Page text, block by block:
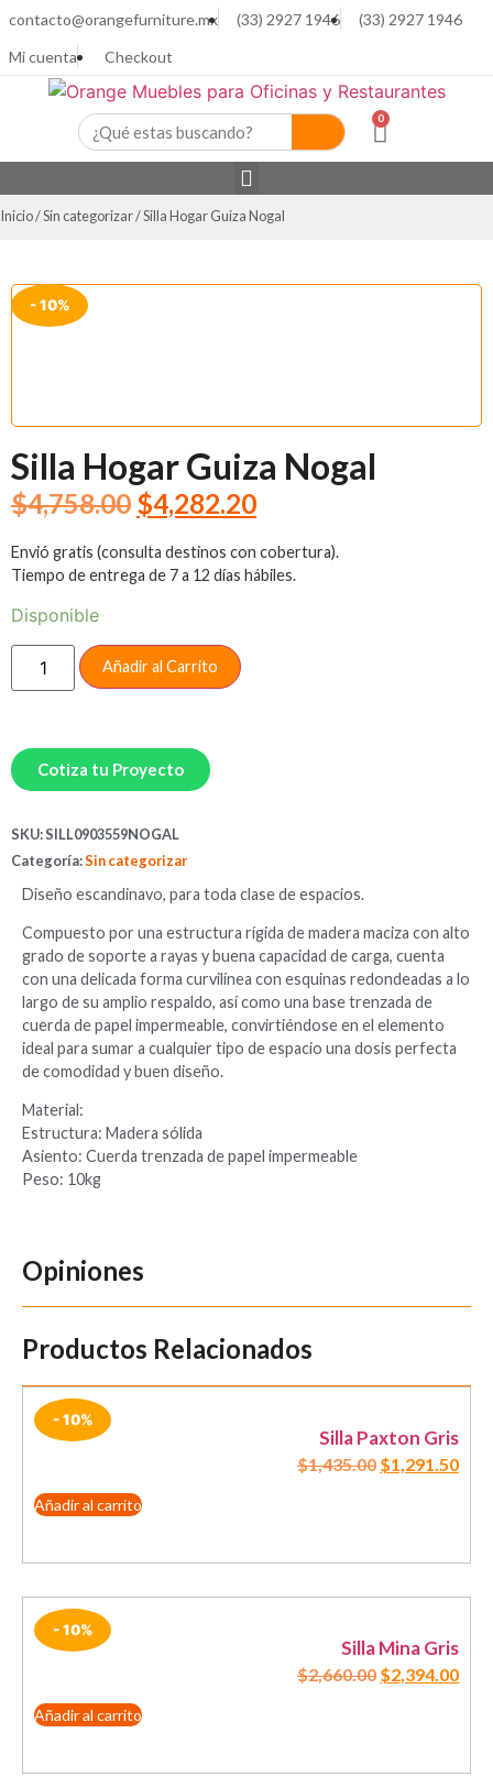
contacto@orangefurniture.mx (33) 2927 1946
(33) 2927 1946
Mi cuenta
Checkout
0
Inicio/Sin categorizar/ Silla Hogar Guiza Nogal
- 10%
Silla Hogar Guiza Nogal
$4,758.00 $4,282.20
Envió gratis (consulta destinos con cobertura).
Tiempo de entrega de 7 a 12 días hábiles.
Disponible
Añadir al Carrito
Cotiza tu Proyecto
SKU:SILL0903559NOGAL
Categoría:Sin categorizar
Diseño escandinavo, para toda clase de espacios.
Compuesto por una estructura rígida de madera maciza con alto
grado de soporte a rayas y buena capacidad de carga, cuenta
con una delicada forma curvilínea con esquinas redondeadas a lo
largo de su amplio respaldo, así como una base trenzada de
cuerda de papel impermeable, convirtiéndose en el elemento
ideal para sumar a cualquier tipo de espacio una dosis perfecta
de comodidad y buen diseño.
Material:
Estructura: Madera sólida
Asiento: Cuerda trenzada de papel impermeable
Peso: 10kg
Productos Relacionados
- 10%
Silla Paxton Gris
$1,435.00 $1,291.50
Añadir al carrito
- 10%
Silla Mina Gris
$2,660.00 $2,394.00
Añadir al carrito
Opiniones